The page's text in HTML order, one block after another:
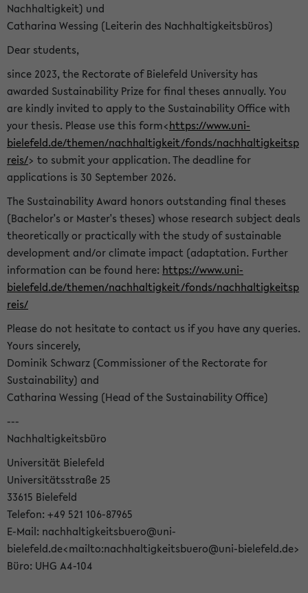
Nachhaltigkeit) und
Catharina Wessing (Leiterin des Nachhaltigkeitsbüros)
Dear students,
since 2023, the Rectorate of Bielefeld University has
awarded Sustainability Prize for final theses annually. You
are kindly invited to apply to the Sustainability Office with
your thesis. Please use this form<https://www.uni-
bielefeld.de/themen/nachhaltigkeit/fonds/nachhaltigkeitsp
reis/> to submit your application. The deadline for
applications is 30 September 2026.
The Sustainability Award honors outstanding final theses
(Bachelor's or Master's theses) whose research subject deals
theoretically or practically with the study of sustainable
development and/or climate impact (adaptation. Further
information can be found here: https://www.uni-
bielefeld.de/themen/nachhaltigkeit/fonds/nachhaltigkeitsp
reis/
Please do not hesitate to contact us if you have any queries.
Yours sincerely,
Dominik Schwarz (Commissioner of the Rectorate for
Sustainability) and
Catharina Wessing (Head of the Sustainability Office)
---
Nachhaltigkeitsbüro
Universität Bielefeld
Universitätsstraße 25
33615 Bielefeld
Telefon: +49 521 106-87965
E-Mail: nachhaltigkeitsbuero@uni-
bielefeld.de<mailto:nachhaltigkeitsbuero@uni-bielefeld.de>
Büro: UHG A4-104